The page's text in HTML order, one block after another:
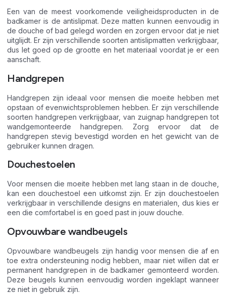
Een van de meest voorkomende veiligheidsproducten in de
badkamer is de antislipmat. Deze matten kunnen eenvoudig in
de douche of bad gelegd worden en zorgen ervoor dat je niet
uitglijdt. Er zijn verschillende soorten antislipmatten verkrijgbaar,
dus let goed op de grootte en het materiaal voordat je er een
aanschaft.
Handgrepen
Handgrepen zijn ideaal voor mensen die moeite hebben met
opstaan of evenwichtsproblemen hebben. Er zijn verschillende
soorten handgrepen verkrijgbaar, van zuignap handgrepen tot
wandgemonteerde handgrepen. Zorg ervoor dat de
handgrepen stevig bevestigd worden en het gewicht van de
gebruiker kunnen dragen.
Douchestoelen
Voor mensen die moeite hebben met lang staan in de douche,
kan een douchestoel een uitkomst zijn. Er zijn douchestoelen
verkrijgbaar in verschillende designs en materialen, dus kies er
een die comfortabel is en goed past in jouw douche.
Opvouwbare wandbeugels
Opvouwbare wandbeugels zijn handig voor mensen die af en
toe extra ondersteuning nodig hebben, maar niet willen dat er
permanent handgrepen in de badkamer gemonteerd worden.
Deze beugels kunnen eenvoudig worden ingeklapt wanneer
ze niet in gebruik zijn.